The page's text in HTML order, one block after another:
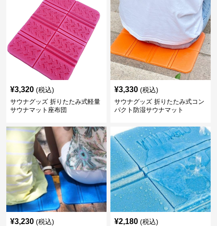
¥3,320 (税込)
サウナグッズ 折りたたみ式軽量
サウナマット座布団
¥3,330 (税込)
サウナグッズ 折りたたみ式コン
パクト防湿サウナマット
¥3,230 (税込) ¥2,180 (税込)